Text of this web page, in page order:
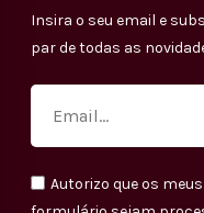
Insira o seu email e
par de todas as
Autorizo que os